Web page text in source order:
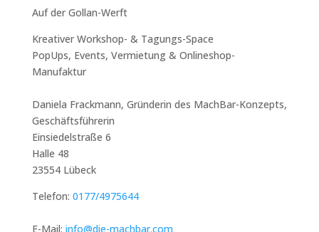
Auf der Gollan-Werft
Kreativer Workshop- & Tagungs-Space
PopUps, Events, Vermietung & Onlineshop-
Manufaktur
Daniela Frackmann, Gründerin des MachBar-Konzepts,
Geschäftsführerin
Einsiedelstraße 6
Halle 48
23554 Lübeck
Telefon: 0177/4975644
E-Mail: info@die-machbar.com